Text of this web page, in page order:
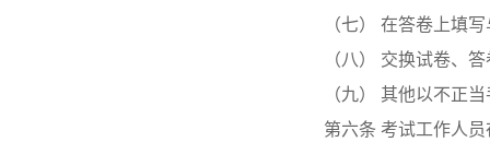
（七） 在答卷上填
（八） 交换试卷、
（九） 其他以不正
第六条 考试工作人